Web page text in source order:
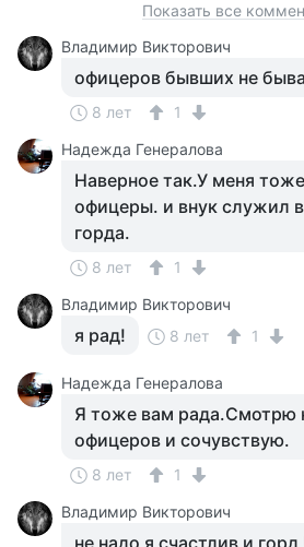
Показать все
Владимир Викторович
офицеров бывших не
8 лет
1
Надежда Генералова
Наверное так.У меня
офицеры. и внук служил
горда.
8 лет
1
Владимир Викторович
я рад! 8 лет 1
Надежда Генералова
Я тоже вам рада.Смотрю
офицеров и сочувствую.
8 лет
1
Владимир Викторович
не надо я счастлив и горд